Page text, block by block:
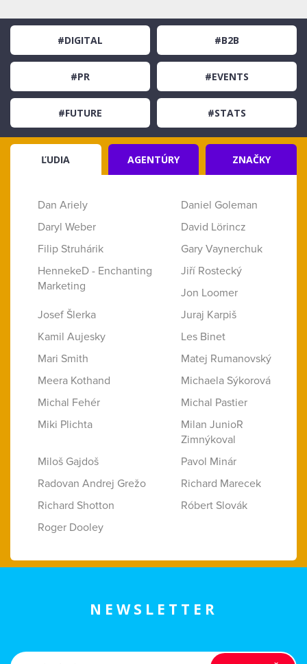
#DIGITAL #B2B
#PR #EVENTS
#FUTURE #STATS
ĽUDIA AGENTÚRY ZNAČKY
Dan Ariely
Daniel Goleman
Daryl Weber
David Lörincz
Filip Struhárik
Gary Vaynerchuk
HennekeD - Enchanting
Marketing
Jiří Rostecký
Jon Loomer
Josef Šlerka
Juraj Karpiš
Kamil Aujesky
Les Binet
Mari Smith
Matej Rumanovský
Meera Kothand
Michaela Sýkorová
Michal Fehér
Michal Pastier
Miki Plichta
Milan JunioR
Zimnýkoval
Miloš Gajdoš
Pavol Minár
Radovan Andrej Grežo
Richard Marecek
Richard Shotton
Róbert Slovák
Roger Dooley
NEWSLETTER